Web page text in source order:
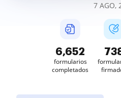
7 AGO,
6,653
formularios
completados